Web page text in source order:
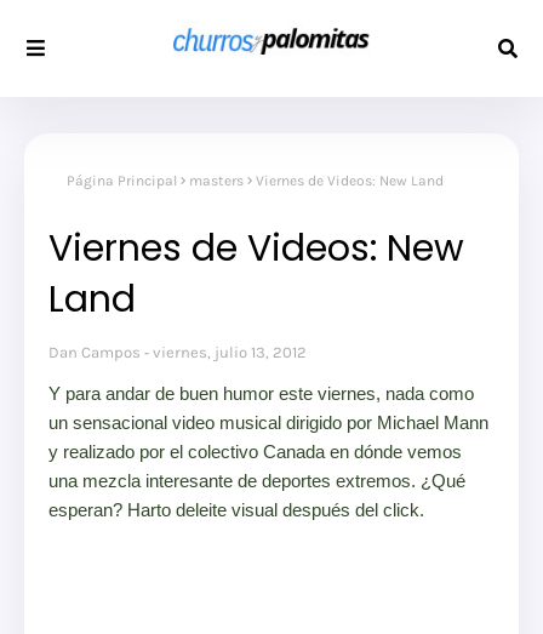
Página Principal masters Viernes de Videos: New Land
Viernes de Videos: New
Land
Dan Campos viernes, julio 13, 2012
Y para andar de buen humor este viernes, nada como
un sensacional video musical dirigido por Michael Mann
y realizado por el colectivo Canada en dónde vemos
una mezcla interesante de deportes extremos. ¿Qué
esperan? Harto deleite visual después del click.